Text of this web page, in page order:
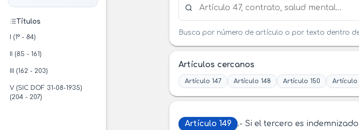
Títulos
I (1° - 84)
II (85 - 161)
III (162 - 203)
V (SIC DOF 31-08-1935)
(204 - 207)
Busca por número de artículo o por texto dentro
Artículos cercanos
Artículo 147 Artículo 148 Artículo 150 Artículo
Artículo 149 .- Si el tercero es